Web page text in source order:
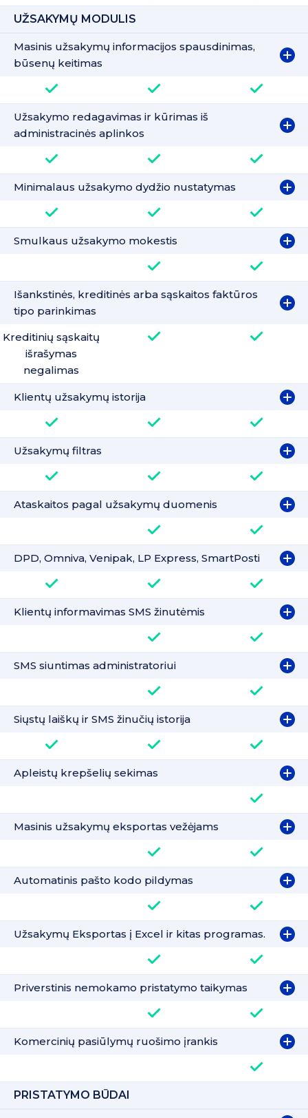
UŽSAKYMŲ MODULIS
Masinis užsakymų informacijos spausdinimas,
būsenų keitimas
Užsakymo redagavimas ir kūrimas iš
administracinės aplinkos
Minimalaus užsakymo dydžio nustatymas
Smulkaus užsakymo mokestis
Išankstinės, kreditinės arba sąskaitos faktūros
tipo parinkimas
Kreditinių sąskaitų
išrašymas
negalimas
Klientų užsakymų istorija
Užsakymų filtras
Ataskaitos pagal užsakymų duomenis
DPD, Omniva, Venipak, LP Express, SmartPosti
Klientų informavimas SMS žinutėmis
SMS siuntimas administratoriui
Siųstų laiškų ir SMS žinučių istorija
Apleistų krepšelių sekimas
Masinis užsakymų eksportas vežėjams
Automatinis pašto kodo pildymas
Užsakymų Eksportas į Excel ir kitas programas.
Priverstinis nemokamo pristatymo taikymas
Komercinių pasiūlymų ruošimo įrankis
PRISTATYMO BŪDAI